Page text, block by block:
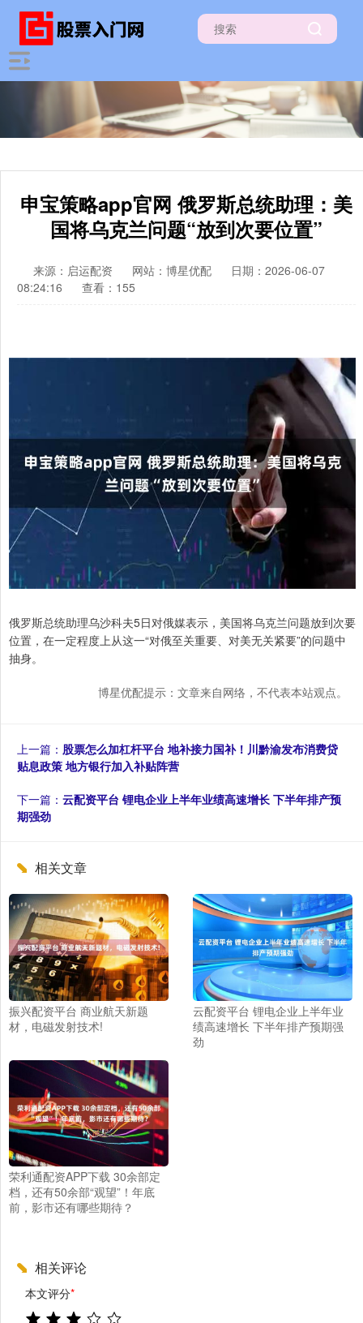
申宝策略app官网 俄罗斯总统助理：美
国将乌克兰问题“放到次要位置”
来源：启运配资 网站：博星优配
日期：2026-06-07
08:24:16
查看：155
俄罗斯总统助理乌沙科夫5日对俄媒表示，美国将乌克兰问题放到次要
位置，在一定程度上从这一“对俄至关重要、对美无关紧要”的问题中
抽身。
博星优配提示：文章来自网络，不代表本站观点。
上一篇： 股票怎么加杠杆平台 地补接力国补！川黔渝发布消费贷
贴息政策 地方银行加入补贴阵营
下一篇： 云配资平台 锂电企业上半年业绩高速增长 下半年排产预
期强劲
相关文章
振兴配资平台 商业航天新题
材，电磁发射技术!
云配资平台 锂电企业上半年业
绩高速增长 下半年排产预期强
劲
荣利通配资APP下载 30余部定
档，还有50余部“观望”！年底
前，影市还有哪些期待？
相关评论
本文评分*